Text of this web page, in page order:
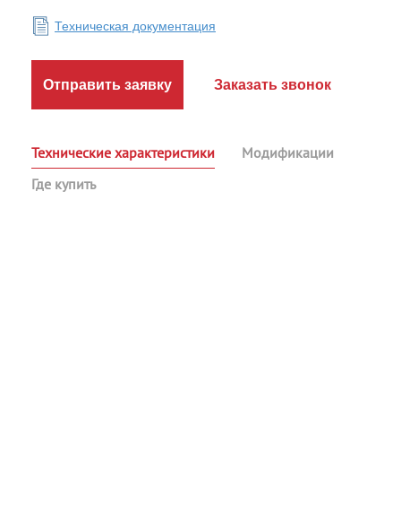
Техническая документация
Отправить заявку Заказать звонок
Технические характеристики
Модификации
Где купить